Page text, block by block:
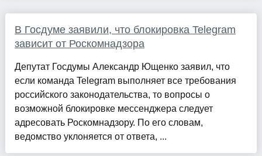
В Госдуме заявили, что блокировка Telegram
зависит от Роскомнадзора
Депутат Госдумы Александр Ющенко заявил, что
если команда Telegram выполняет все требования
российского законодательства, то вопросы о
возможной блокировке мессенджера следует
адресовать Роскомнадзору. По его словам,
ведомство уклоняется от ответа, ...